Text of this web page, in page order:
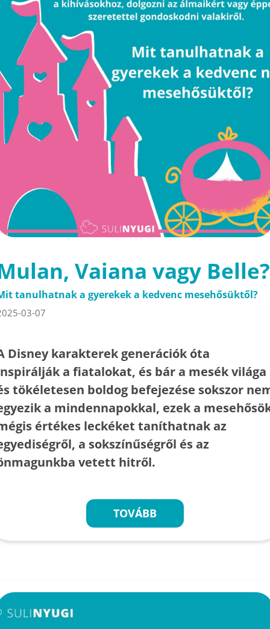
Vaiana vagy Belle?
tanulhatnak a gyerekek a kedvenc mesehősüktől?
03-07
Disney karakterek generációk óta
a fiatalokat, és bár a mesék világa
tökéletesen boldog befejezése sokszor
a mindennapokkal, ezek a
értékes leckéket taníthatnak az
a sokszínűségről és az
vetett hitről.
TOVÁBB